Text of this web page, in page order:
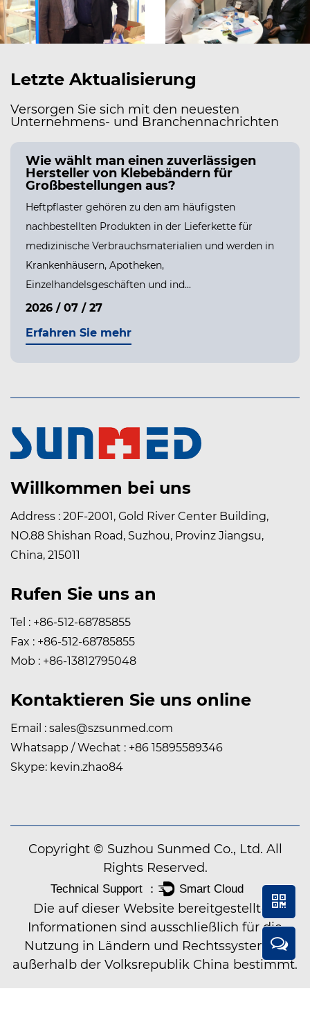
Letzte Aktualisierung
Versorgen Sie sich mit den neuesten
Unternehmens- und Branchennachrichten
Wie wählt man einen zuverlässigen
Hersteller von Klebebändern für
Großbestellungen aus?
Heftpflaster gehören zu den am häufigsten
nachbestellten Produkten in der Lieferkette für
medizinische Verbrauchsmaterialien und werden in
Krankenhäusern, Apotheken,
Einzelhandelsgeschäften und ind...
2026 / 07 / 27
Erfahren Sie mehr
Willkommen bei uns
Address : 20F-2001, Gold River Center Building,
NO.88 Shishan Road, Suzhou, Provinz Jiangsu,
China, 215011
Rufen Sie uns an
Tel : +86-512-68785855
Fax : +86-512-68785855
Mob : +86-13812795048
Kontaktieren Sie uns online
Email : sales@szsunmed.com
Whatsapp / Wechat : +86 15895589346
Skype: kevin.zhao84
Copyright © Suzhou Sunmed Co., Ltd. All
Rights Reserved.
Die auf dieser Website bereitgestellten
Informationen sind ausschließlich für die
Nutzung in Ländern und Rechtssystemen
außerhalb der Volksrepublik China bestimmt.